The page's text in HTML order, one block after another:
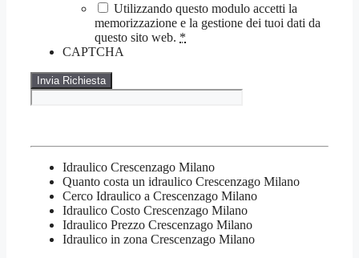
Utilizzando questo modulo accetti la
memorizzazione e la gestione dei tuoi dati da
questo sito web. *
CAPTCHA
Idraulico Crescenzago Milano
Quanto costa un idraulico Crescenzago Milano
Cerco Idraulico a Crescenzago Milano
Idraulico Costo Crescenzago Milano
Idraulico Prezzo Crescenzago Milano
Idraulico in zona Crescenzago Milano